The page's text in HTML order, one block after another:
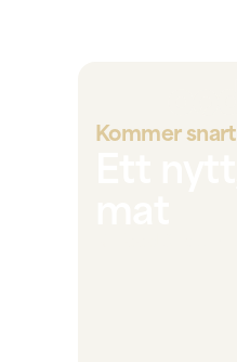
Kommer snart